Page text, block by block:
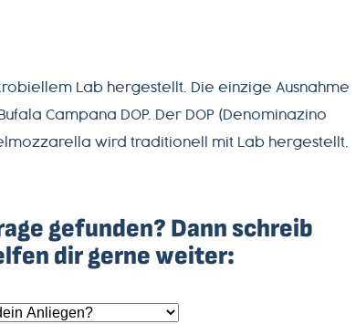
Lab hergestellt. Die einzige Ausnahme
Campana DOP. Der DOP (Denominazino
wird traditionell mit Lab hergestellt.
gefunden? Dann schreib
dir gerne weiter: